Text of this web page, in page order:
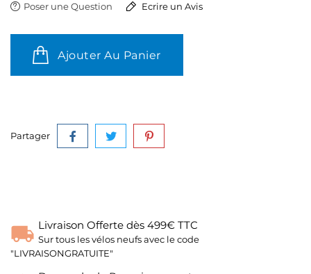
Poser une Question Ecrire un Avis
Ajouter Au Panier
Partager
Livraison Offerte dès 499€ TTC
Sur tous les vélos neufs avec le code
"LIVRAISONGRATUITE"